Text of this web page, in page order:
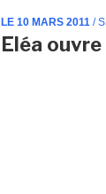
LE 10 MARS 2011 /
Eléa